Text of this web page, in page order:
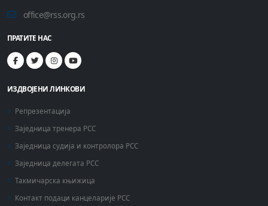
office@rss.org.rs
ПРАТИТЕ НАС
ИЗДВОЈЕНИ ЛИНКОВИ
Репрезентација
Заједница тренера РСС
Заједница судија и контролора РСС
Заједница делегата РСС
Такмичарска књижица
Контакт подаци канцеларије РСС